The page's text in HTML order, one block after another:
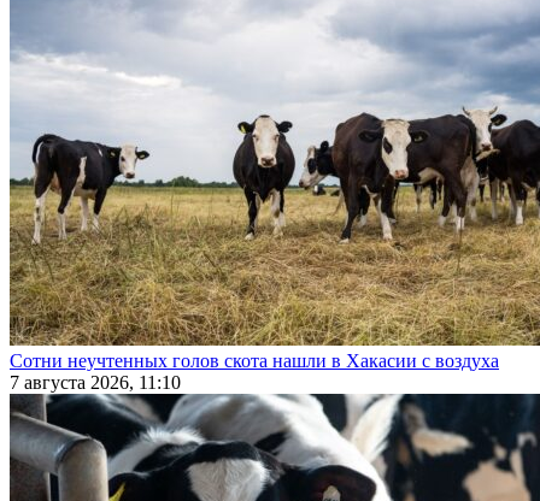
Сотни неучтенных голов скота нашли в Хакасии с воздуха
7 августа 2026, 11:10